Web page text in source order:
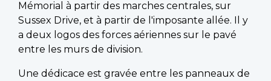
Mémorial à partir des marches centrales, sur
Sussex Drive, et à partir de l'imposante allée. Il y
a deux logos des forces aériennes sur le pavé
entre les murs de division.
Une dédicace est gravée entre les panneaux de